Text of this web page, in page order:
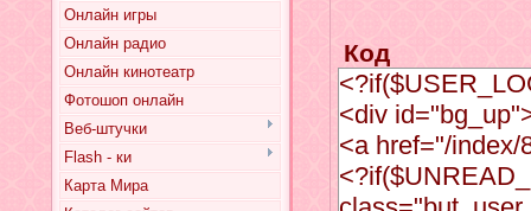
Онлайн игры
Онлайн радио
Онлайн кинотеатр
Фотошоп онлайн
Веб-штучки
Flash - ки
Карта Мира
Код
<div
<a href="/